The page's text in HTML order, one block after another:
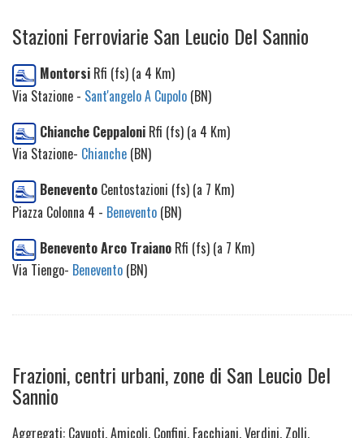
Stazioni Ferroviarie San Leucio Del Sannio
Montorsi Rfi (fs) (a 4 Km)
Via Stazione - Sant'angelo A Cupolo (BN)
Chianche Ceppaloni Rfi (fs) (a 4 Km)
Via Stazione- Chianche (BN)
Benevento Centostazioni (fs) (a 7 Km)
Piazza Colonna 4 - Benevento (BN)
Benevento Arco Traiano Rfi (fs) (a 7 Km)
Via Tiengo- Benevento (BN)
Frazioni, centri urbani, zone di San Leucio Del
Sannio
Aggregati: Cavuoti, Amicoli, Confini, Facchiani, Verdini, Zolli,